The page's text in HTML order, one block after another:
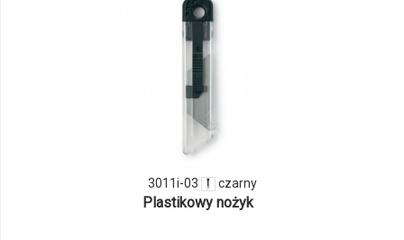
i
3011i-
3011i-03 czarny
Plastikowy nożyk